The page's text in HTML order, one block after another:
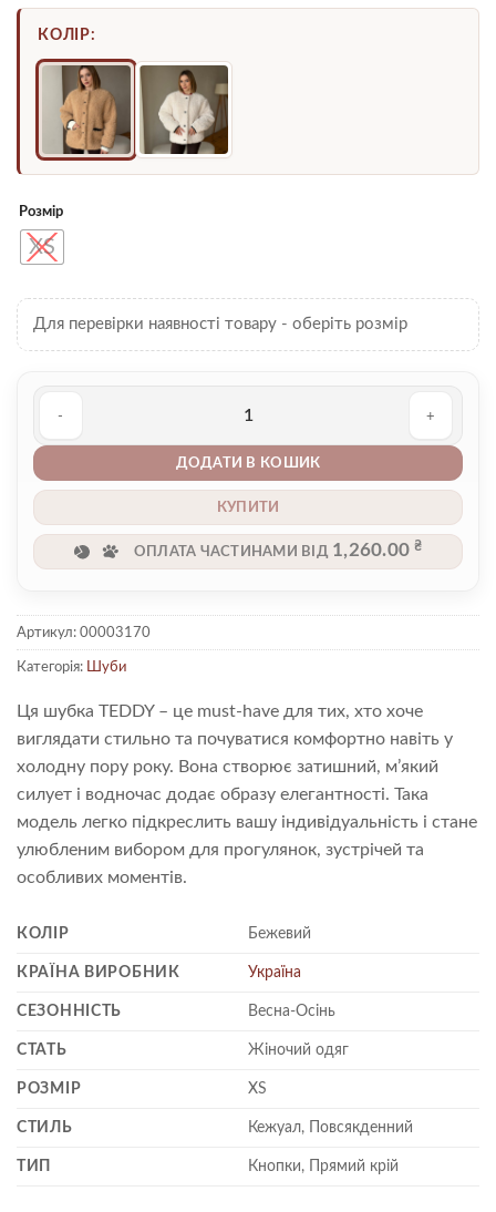
КОЛІР:
Розмір
XS
Для перевірки наявності товару - оберіть розмір
ДОДАТИ В КОШИК
КУПИТИ
ОПЛАТА ЧАСТИНАМИ ВІД 1,260.00₴
Артикул: 00003170
Категорія: Шуби
Ця шубка TEDDY – це must-have для тих, хто хоче
виглядати стильно та почуватися комфортно навіть у
холодну пору року. Вона створює затишний, м’який
силует і водночас додає образу елегантності. Така
модель легко підкреслить вашу індивідуальність і стане
улюбленим вибором для прогулянок, зустрічей та
особливих моментів.
КОЛІР Бежевий
КРАЇНА ВИРОБНИК Україна
СЕЗОННІСТЬ Весна-Осінь
СТАТЬ Жіночий одяг
РОЗМІР XS
СТИЛЬ Кежуал, Повсякденний
ТИП Кнопки, Прямий крій